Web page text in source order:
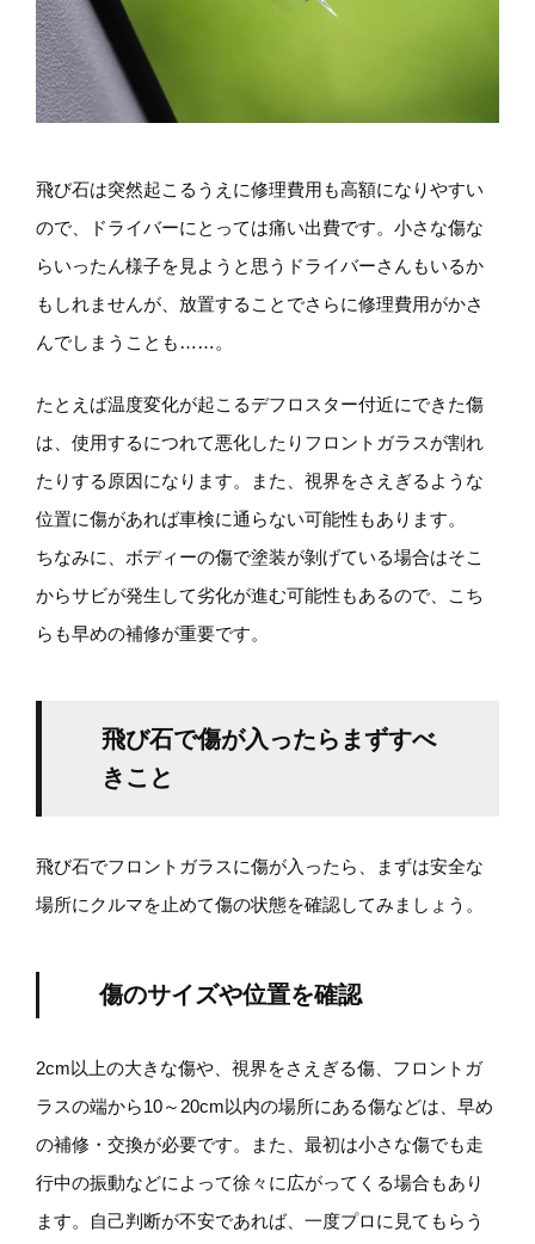
飛び石は突然起こるうえに修理費用も高額になりやすい
ので、ドライバーにとっては痛い出費です。小さな傷な
らいったん様子を見ようと思うドライバーさんもいるか
もしれませんが、放置することでさらに修理費用がかさ
んでしまうことも……。
たとえば温度変化が起こるデフロスター付近にできた傷
は、使用するにつれて悪化したりフロントガラスが割れ
たりする原因になります。また、視界をさえぎるような
位置に傷があれば車検に通らない可能性もあります。
ちなみに、ボディーの傷で塗装が剝げている場合はそこ
からサビが発生して劣化が進む可能性もあるので、こち
らも早めの補修が重要です。
飛び石で傷が入ったらまずすべ
きこと
飛び石でフロントガラスに傷が入ったら、まずは安全な
場所にクルマを止めて傷の状態を確認してみましょう。
傷のサイズや位置を確認
2cm以上の大きな傷や、視界をさえぎる傷、フロントガ
ラスの端から10～20cm以内の場所にある傷などは、早め
の補修・交換が必要です。また、最初は小さな傷でも走
行中の振動などによって徐々に広がってくる場合もあり
ます。自己判断が不安であれば、一度プロに見てもらう